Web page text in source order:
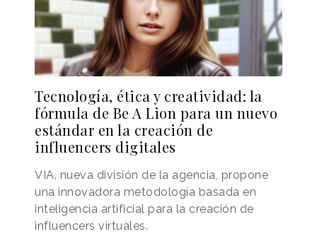
Tecnología, ética y creatividad: la
fórmula de Be A Lion para un nuevo
estándar en la creación de
influencers digitales
VIA, nueva división de la agencia, propone
una innovadora metodología basada en
inteligencia artificial para la creación de
influencers virtuales.